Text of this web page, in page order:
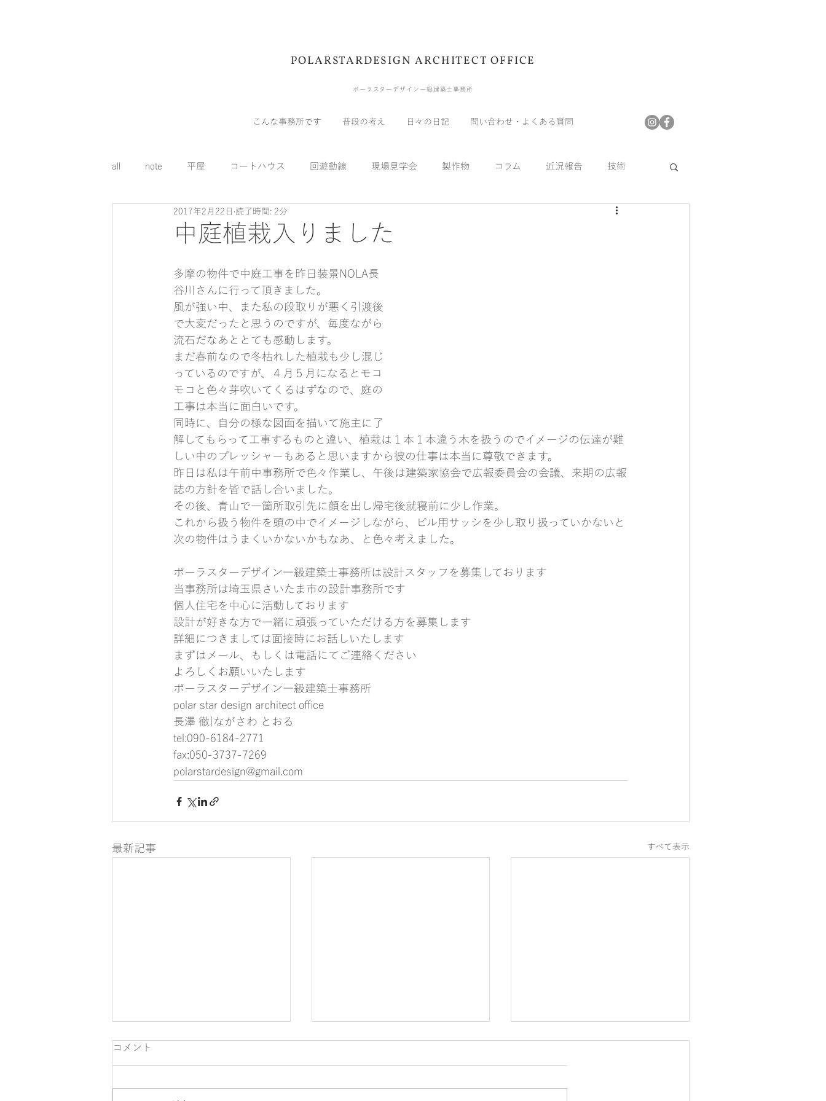
POLARSTARDESIGN ARCHITECT OFFICE
こんな事務所です 普段の考え 日々の日記 問い合わせ・よくある質問
ポーラスターデザイン一級建築士事務所
all note 平屋 コートハウス 回遊動線 現場見学会 製作物 コラム 近況報告 技術
料理 コスト 展示会
中庭植栽入りました
2017年2月22日 読了時間: 2分
多摩の物件で中庭工事を昨日装景NOLA長
谷川さんに行って頂きました。
風が強い中、また私の段取りが悪く引渡後
で大変だったと思うのですが、毎度ながら
流石だなあととても感動します。
まだ春前なので冬枯れした植栽も少し混じ
っているのですが、４月５月になるとモコ
モコと色々芽吹いてくるはずなので、庭の
工事は本当に面白いです。
同時に、自分の様な図面を描いて施主に了
解してもらって工事するものと違い、植栽は１本１本違う木を扱うのでイメージの伝達が難
しい中のプレッシャーもあると思いますから彼の仕事は本当に尊敬できます。
昨日は私は午前中事務所で色々作業し、午後は建築家協会で広報委員会の会議、来期の広報
誌の方針を皆で話し合いました。
その後、青山で一箇所取引先に顔を出し帰宅後就寝前に少し作業。
これから扱う物件を頭の中でイメージしながら、ビル用サッシを少し取り扱っていかないと
次の物件はうまくいかないかもなあ、と色々考えました。
ポーラスターデザイン一級建築士事務所は設計スタッフを募集しております
当事務所は埼玉県さいたま市の設計事務所です
個人住宅を中心に活動しております
設計が好きな方で一緒に頑張っていただける方を募集します
詳細につきましては面接時にお話しいたします
まずはメール、もしくは電話にてご連絡ください
よろしくお願いいたします
ポーラスターデザイン一級建築士事務所
polar star design architect office
長澤 徹|ながさわ とおる
tel:090-6184-2771
fax:050-3737-7269
polarstardesign@gmail.com
最新記事 すべて表示
コメント